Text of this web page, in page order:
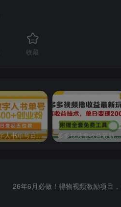
收藏
最新数字人书单号日400+创业粉，单日变现五位数，市面卖5980附软件和详… 多多视频撸收益最新玩法，高收益技术，单日变现2000+，附赠全套技术资料
26年6月必做！得物视频激励项目